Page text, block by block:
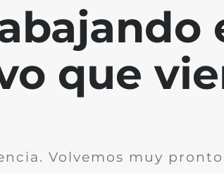
que
Volvemos muy